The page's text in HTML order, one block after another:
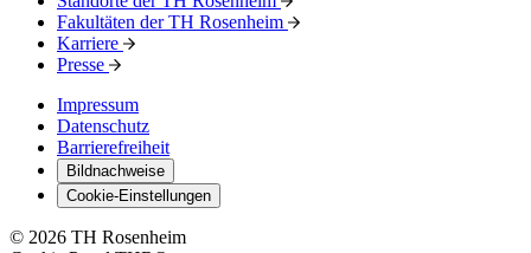
Fakultäten der TH Rosenheim
Karriere
Presse
Impressum
Datenschutz
Barrierefreiheit
Bildnachweise
Cookie-Einstellungen
© 2026 TH Rosenheim